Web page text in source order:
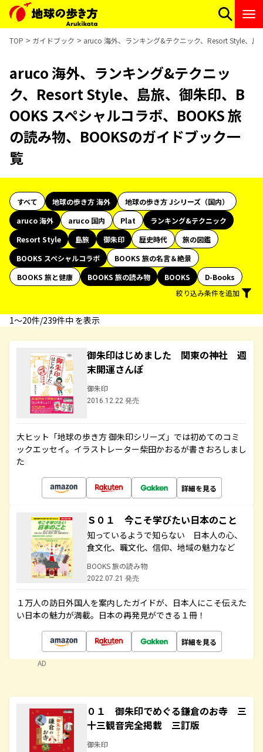
TOP ガイドブック aruco 海外、ランキング&テクニック、Resort Style、島
aruco 海外、ランキング&テクニッ
ク、Resort Style、島旅、御朱印、B
OOKS スペシャルコラボ、BOOKS 旅
の読み物、BOOKSのガイドブック一
覧
すべて 地球の歩き方 海外
地球の歩き方 Jシリーズ（国内）
aruco 海外
aruco 国内 Plat
ランキング&テクニック
Resort Style
島旅 御朱印 歴史時代
旅の図鑑
BOOKS スペシャルコラボ
BOOKS 旅の名言＆絶景
BOOKS 旅と健康
BOOKS 旅の読み物 BOOKS
D-Books
絞り込み条件を追加
1〜20件/239件中 を表示
御朱印はじめました 関東の神社 週
末開運さんぽ
御朱印
2016.12.22 発売
大ヒット「地球の歩き方 御朱印シリーズ」では初めてのコミ
ックエッセイ。イラストレーター柴田かおるが書きおろしまし
た
詳細を見る
Ｓ０１ 今こそ学びたい日本のこと
知っているようで知らない 日本人の心、
食文化、職文化、信仰、地域の魅力など
BOOKS 旅の読み物
2022.07.21 発売
１万人の訪日外国人を案内したガイドが、日本人にこそ伝えた
い日本の魅力が満載。日本の再発見ができる１冊！
詳細を見る
AD
０１ 御朱印でめぐる鎌倉のお寺 三
十三観音完全掲載 三訂版
御朱印